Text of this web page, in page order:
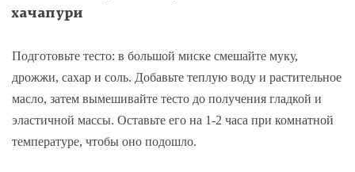
хачапури
Подготовьте тесто: в большой миске смешайте муку,
дрожжи, сахар и соль. Добавьте теплую воду и растительное
масло, затем вымешивайте тесто до получения гладкой и
эластичной массы. Оставьте его на 1-2 часа при комнатной
температуре, чтобы оно подошло.